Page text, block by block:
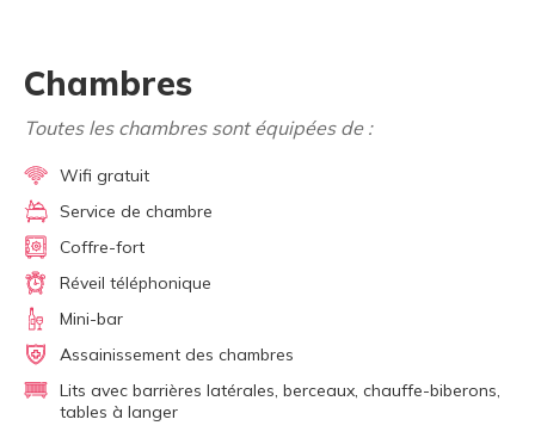
Chambres
Toutes les chambres sont équipées de :
Wifi gratuit
Service de chambre
Coffre-fort
Réveil téléphonique
Mini-bar
Assainissement des chambres
Lits avec barrières latérales, berceaux, chauffe-biberons,
tables à langer